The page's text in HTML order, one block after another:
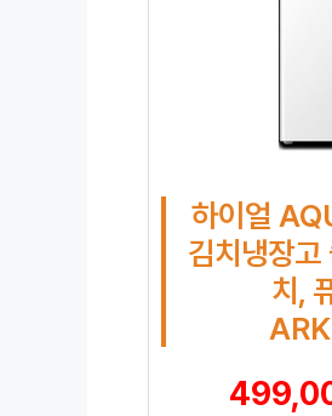
하이얼
김치냉장
치,